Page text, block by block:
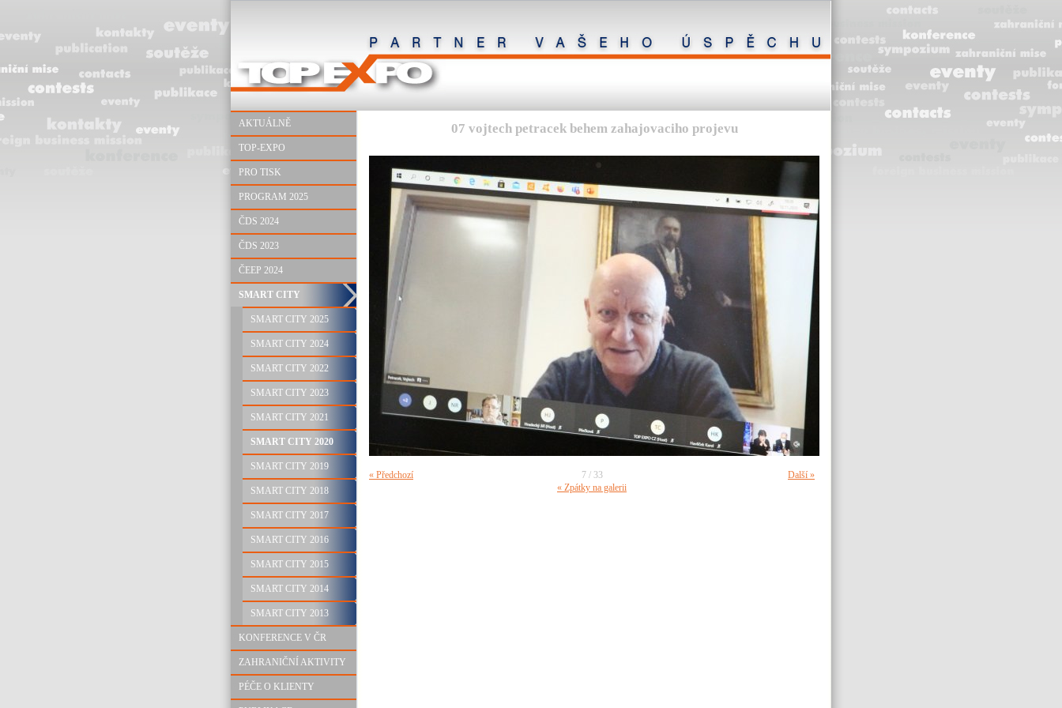
AKTUÁLNĚ
TOP-EXPO
PRO TISK
PROGRAM 2025
ČDS 2024
ČDS 2023
ČEEP 2024
SMART CITY
SMART CITY 2025
SMART CITY 2024
SMART CITY 2022
SMART CITY 2023
SMART CITY 2021
SMART CITY 2020
SMART CITY 2019
SMART CITY 2018
SMART CITY 2017
SMART CITY 2016
SMART CITY 2015
SMART CITY 2014
SMART CITY 2013
KONFERENCE V ČR
ZAHRANIČNÍ AKTIVITY
PÉČE O KLIENTY
07 vojtech petracek behem zahajovaciho projevu
« Předchozí 7 / 33
Další »
« Zpátky na galerii